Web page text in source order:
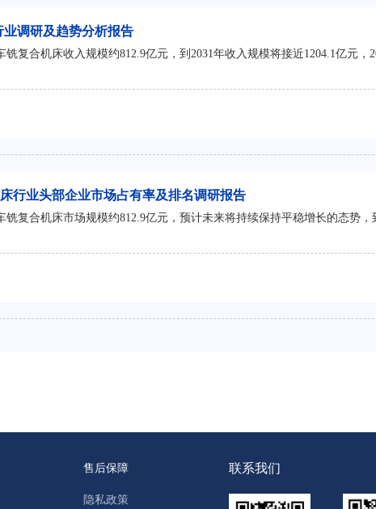
业调研及趋势分析报告
复合机床收入规模约812.9亿元，到2031年收入规模将接近1204.1亿元，
行业头部企业市场占有率及排名调研报告
复合机床市场规模约812.9亿元，预计未来将持续保持平稳增长的态势
售后保障
隐私政策
联系我们